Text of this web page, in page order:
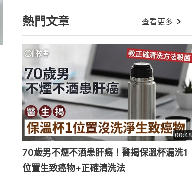
熱門文章 查看更多
00:48
70歲男不煙不酒患肝癌！醫揭保溫杯漏洗1
位置生致癌物+正確清洗法